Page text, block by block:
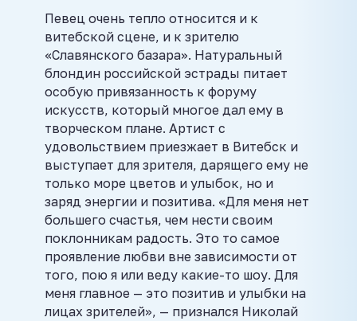
Певец очень тепло относится и к
витебской сцене, и к зрителю
«Славянского базара». Натуральный
блондин российской эстрады питает
особую привязанность к форуму
искусств, который многое дал ему в
творческом плане. Артист с
удовольствием приезжает в Витебск и
выступает для зрителя, дарящего ему не
только море цветов и улыбок, но и
заряд энергии и позитива. «Для меня нет
большего счастья, чем нести своим
поклонникам радость. Это то самое
проявление любви вне зависимости от
того, пою я или веду какие-то шоу. Для
меня главное — это позитив и улыбки на
лицах зрителей», — признался Николай